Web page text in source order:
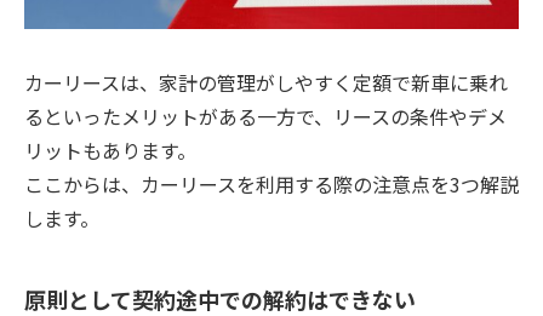
カーリースは、家計の管理がしやすく定額で新車に乗れ
るといったメリットがある一方で、リースの条件やデメ
リットもあります。
ここからは、カーリースを利用する際の注意点を3つ解説
します。
原則として契約途中での解約はできない